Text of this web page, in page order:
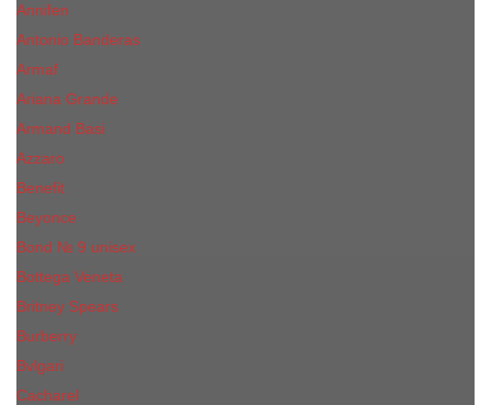
Annifen
Antonio Banderas
Armaf
Ariana Grande
Armand Basi
Azzaro
Benefit
Beyonce
Bond № 9 unisex
Bottega Veneta
Britney Spears
Burberry
Bvlgari
Cacharel